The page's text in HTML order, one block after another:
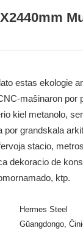
estas ekologie
maŝinaron por
kiel metanolo,
por grandskala
stacio,
dekoracio de
ktp.
Hermes Steel
Gŭangdongo,